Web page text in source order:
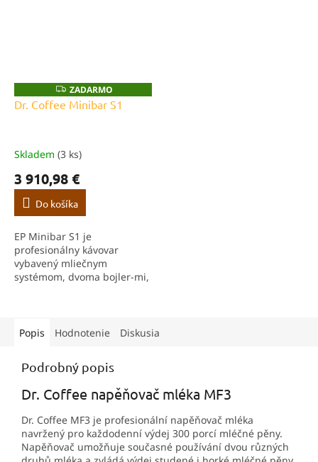
Z
A
D
O
ZADARMO
Dr. Coffee Minibar S1
Skladem (3 ks)
3 910,98 €
Do košíka
EP Minibar S1 je
profesionálny kávovar
vybavený mliečnym
systémom, dvoma bojler-mi,
sekundu, masívnou
vysokokapacitnou...
Popis Hodnotenie Diskusia
Podrobný popis
Dr. Coffee napěňovač mléka MF3
Dr. Coffee MF3 je profesionální napěňovač mléka
navržený pro každodenní výdej 300 porcí mléčné pěny.
Napěňovač umožňuje současné používání dvou různých